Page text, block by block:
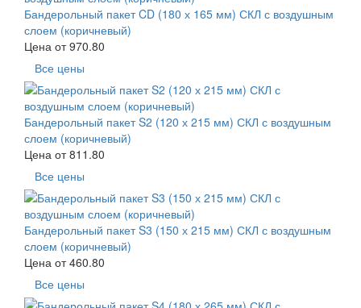
Бандерольный пакет CD (180 х 165 мм) СКЛ с воздушным
слоем (коричневый)
Цена от970.80
Все цены
Бандерольный пакет S2 (120 х 215 мм) СКЛ с воздушным
слоем (коричневый)
Цена от811.80
Все цены
Бандерольный пакет S3 (150 х 215 мм) СКЛ с воздушным
слоем (коричневый)
Цена от460.80
Все цены